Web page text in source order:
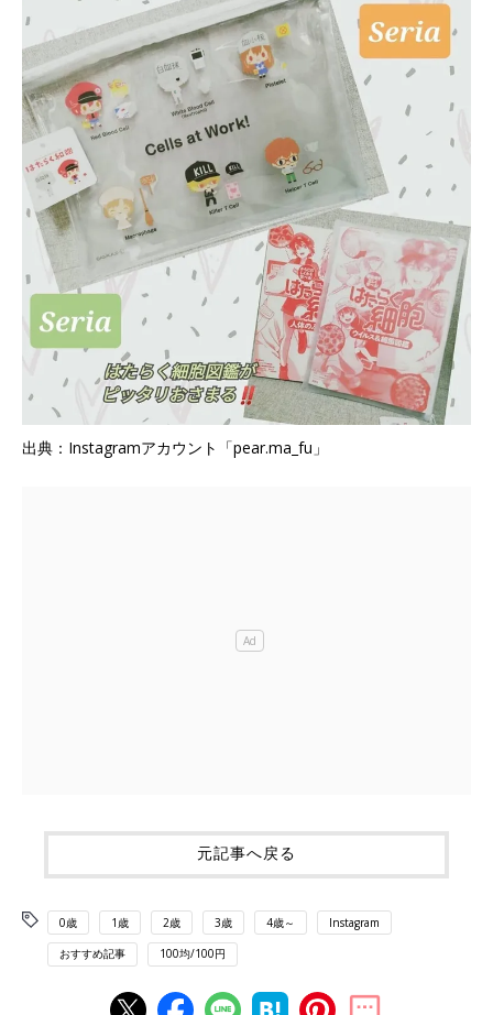
出典：Instagramアカウント「pear.ma_fu」
元記事へ戻る
0歳 1歳 2歳 3歳 4歳～ Instagram
おすすめ記事 100均/100円